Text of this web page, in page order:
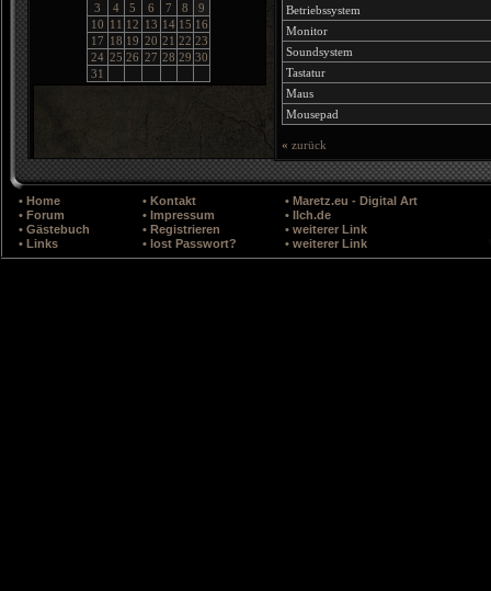
3
4 5 6 7 8
9
10 11 12 13 14 15 16
17 18 19 20 21 22 23
24 25 26 27 28 29 30
31
Betriebssystem
Monitor
Soundsystem
Tastatur
Maus
Mousepad
« zurück
• Home
• Forum
• Gästebuch
• Links
• Kontakt
• Impressum
• Registrieren
• lost Passwort?
• Maretz.eu - Digital Art
• Ilch.de
• weiterer Link
• weiterer Link